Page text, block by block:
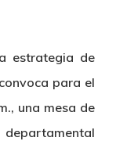
estrategia de
para el
una mesa de
departamental